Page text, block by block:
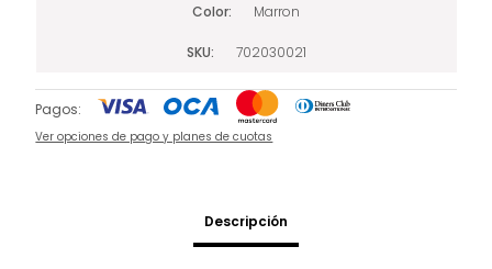
Color Marron
SKU 702030021
Pagos:
Ver opciones de pago y planes de cuotas
Descripción